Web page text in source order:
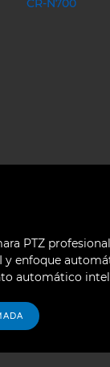
PTZ
y enfoque
automático